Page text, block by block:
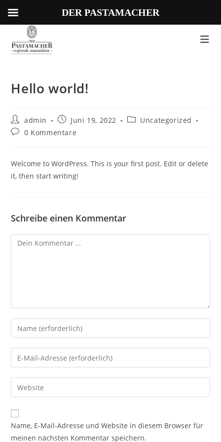
Inhalt
springen
Hello world!
Beitrags-
Autor:
admin
Beitrag
veröffentlicht:
Juni 19, 2022
Beitrags-
Uncategorized
Beitrags-
0 Kommentare
Welcome to WordPress. This is your first post. Edit or delete
it, then start writing!
Schreibe einen Kommentar
Kommentar
Gib
deinen
Namen
oder
zum
Kommentieren
ein
Gib
deine
E-
Mail-
zum
Kommentieren
ein
Gib
deine
Website-
URL
Name, E-Mail-Adresse und Website in diesem Browser für
meinen nächsten Kommentar speichern.
DER PASTAMACHER